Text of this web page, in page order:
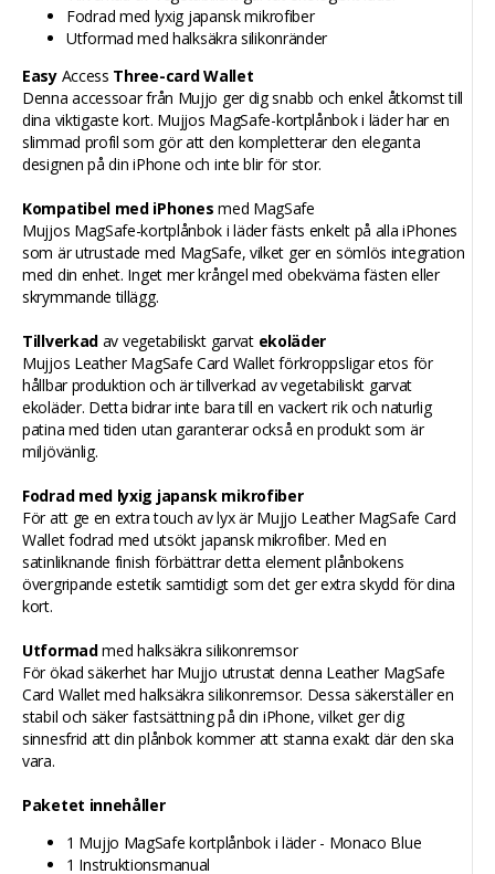
Fodrad med lyxig japansk mikrofiber
Utformad med halksäkra silikonränder
EasyAccess Three-card Wallet
Denna accessoar från Mujjo ger dig snabb och enkel åtkomst till
dina viktigaste kort. Mujjos MagSafe-kortplånbok i läder har en
slimmad profil som gör att den kompletterar den eleganta
designen på din iPhone och inte blir för stor.
Kompatibel med iPhones med MagSafe
Mujjos MagSafe-kortplånbok i läder fästs enkelt på alla iPhones
som är utrustade med MagSafe, vilket ger en sömlös integration
med din enhet. Inget mer krångel med obekväma fästen eller
skrymmande tillägg.
Tillverkad av vegetabiliskt garvat ekoläder
Mujjos Leather MagSafe Card Wallet förkroppsligar etos för
hållbar produktion och är tillverkad av vegetabiliskt garvat
ekoläder. Detta bidrar inte bara till en vackert rik och naturlig
patina med tiden utan garanterar också en produkt som är
miljövänlig.
Fodrad med lyxig japansk mikrofiber
För att ge en extra touch av lyx är Mujjo Leather MagSafe Card
Wallet fodrad med utsökt japansk mikrofiber. Med en
satinliknande finish förbättrar detta element plånbokens
övergripande estetik samtidigt som det ger extra skydd för dina
kort.
Utformadmed halksäkra silikonremsor
För ökad säkerhet har Mujjo utrustat denna Leather MagSafe
Card Wallet med halksäkra silikonremsor. Dessa säkerställer en
stabil och säker fastsättning på din iPhone, vilket ger dig
sinnesfrid att din plånbok kommer att stanna exakt där den ska
vara.
Paketet innehåller
1 Mujjo MagSafe kortplånbok i läder - Monaco Blue
1 Instruktionsmanual